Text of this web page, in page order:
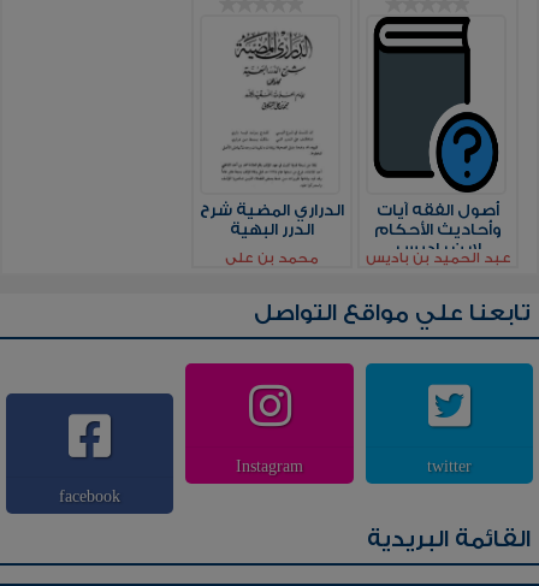
أصول الفقه آيات
وأحاديث الأحكام
لابن باديس
عبد الحميد بن باديس
الدراري المضية شرح
الدرر البهية
محمد بن علي
تابعنا علي مواقع التواصل
twitter
Instagram
facebook
القائمة البريدية